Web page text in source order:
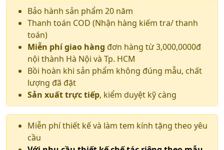
gốc
là:
6.500.000 ₫.
hiện
tại
là:
5.500.000 ₫.
Bảo hành sản phẩm 20 năm
Thanh toán COD (Nhận hàng kiếm tra/ thanh
toán)
Miễn phí giao hàng đơn hàng từ 3,000,0000đ
nội thành Hà Nội và Tp. HCM
Bồi hoàn khi sản phẩm không đúng mẫu, chất
lượng đã đặt
Sản xuất trực tiếp, kiểm duyệt kỹ càng
Miễn phí thiết kế và làm tem kính tặng theo yêu
cầu